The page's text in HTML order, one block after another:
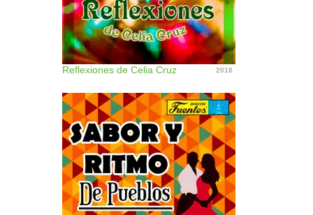
Reflexiones de Celia Cruz 2018